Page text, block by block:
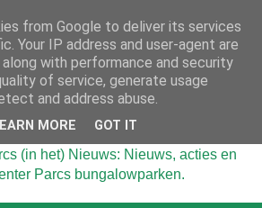
(in het) Nieuws: Nieuws, acties en
Parcs bungalowparken.
from Google to deliver its services
Your IP address and user-agent are
with performance and security
of service, generate usage
and address abuse.
MORE GOT IT